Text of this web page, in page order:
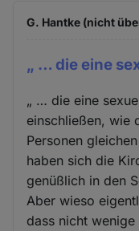
G. Hantke (nicht
„ … die eine
„ … die eine
einschließen, wie
Personen
haben sich die
genüßlich in den
Aber wieso
dass nicht